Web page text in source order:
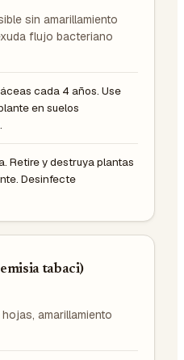
sin amarillamiento
flujo bacteriano
cada 4 años. Use
en suelos
Retire y destruya plantas
Desinfecte
tabaci)
amarillamiento